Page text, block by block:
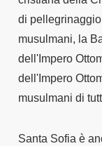
di
musulmani, la
dell'Impero
dell'Impero
musulmani di
Santa Sofia è